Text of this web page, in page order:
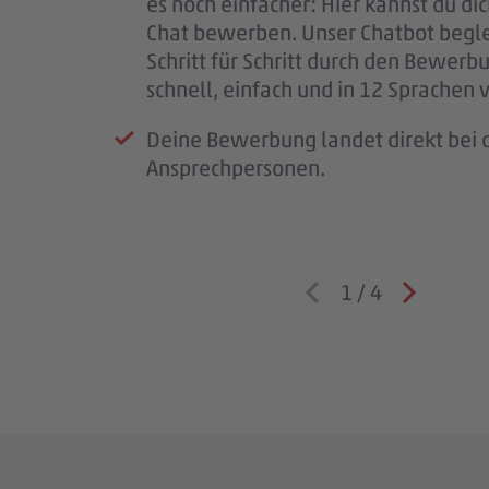
Chat bewerben. Unser Chatbot
Schritt für Schritt durch den
schnell, einfach und in 12 Sprachen
Deine Bewerbung landet direkt bei
Ansprechpersonen.
wichtig.
Wenn wir Rückfragen haben,
1 / 4